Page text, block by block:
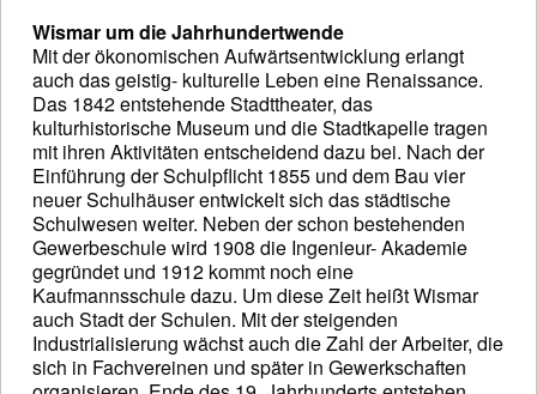
Wismar um die Jahrhundertwende
Mit der ökonomischen Aufwärtsentwicklung erlangt
auch das geistig- kulturelle Leben eine Renaissance.
Das 1842 entstehende Stadttheater, das
kulturhistorische Museum und die Stadtkapelle tragen
mit ihren Aktivitäten entscheidend dazu bei. Nach der
Einführung der Schulpflicht 1855 und dem Bau vier
neuer Schulhäuser entwickelt sich das städtische
Schulwesen weiter. Neben der schon bestehenden
Gewerbeschule wird 1908 die Ingenieur- Akademie
gegründet und 1912 kommt noch eine
Kaufmannsschule dazu. Um diese Zeit heißt Wismar
auch Stadt der Schulen. Mit der steigenden
Industrialisierung wächst auch die Zahl der Arbeiter, die
sich in Fachvereinen und später in Gewerkschaften